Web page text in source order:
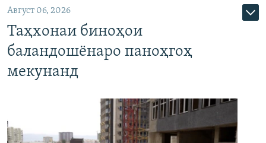
Август 06, 2026
Таҳхонаи биноҳои
баландошёнаро паноҳгоҳ
мекунанд